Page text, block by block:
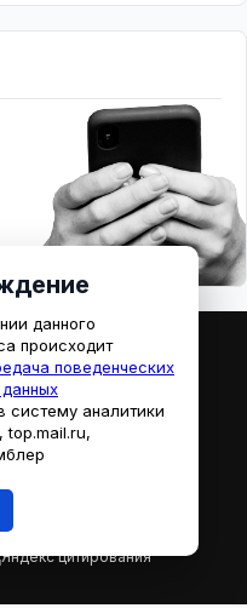
данного
происходит
поведенческих
систему аналитики
top.mail.ru,